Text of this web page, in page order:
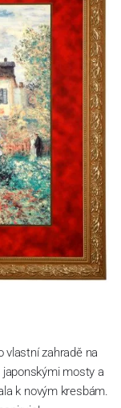
vlastní zahradě na
mosty a
k novým kresbám.